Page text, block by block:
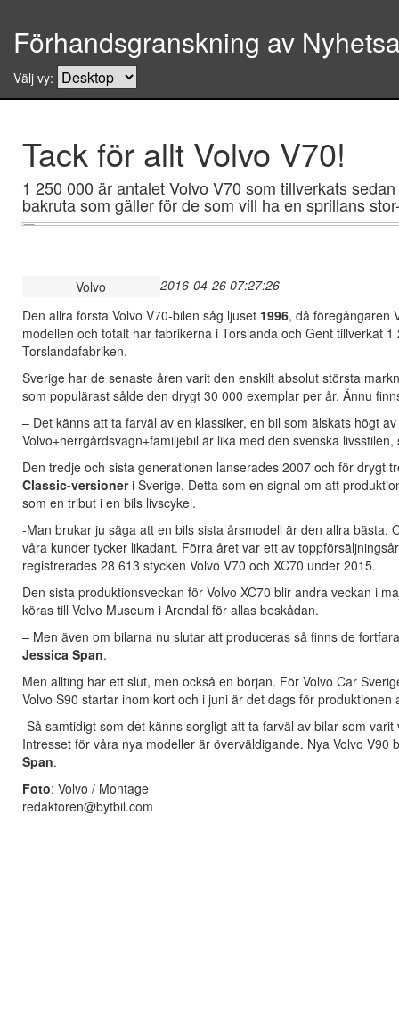
Förhandsgranskning av
Välj vy:
Tack för allt Volvo V70!
1 250 000 är antalet Volvo V70 som tillverkats
bakruta som gäller för de som vill ha en sprillans
2016-04-26 07:27:26
Volvo
Den allra första Volvo V70-bilen såg ljuset 1996, då föregångaren
modellen och totalt har fabrikerna i Torslanda och Gent tillverkat
Torslandafabriken.
Sverige har de senaste åren varit den enskilt absolut största
som populärast sålde den drygt 30 000 exemplar per år. Ännu
– Det känns att ta farväl av en klassiker, en bil som älskats högt
Volvo+herrgårdsvagn+familjebil är lika med den svenska livsstilen,
Den tredje och sista generationen lanserades 2007 och för
Classic-versioneri Sverige. Detta som en signal om att
som en tribut i en bils livscykel.
-Man brukar ju säga att en bils sista årsmodell är den allra
våra kunder tycker likadant. Förra året var ett av
registrerades 28 613 stycken Volvo V70 och XC70 under 2015.
Den sista produktionsveckan för Volvo XC70 blir andra veckan i
köras till Volvo Museum i Arendal för allas beskådan.
– Men även om bilarna nu slutar att produceras så finns de
Jessica Span.
Men allting har ett slut, men också en början. För Volvo Car
Volvo S90 startar inom kort och i juni är det dags för produktionen
-Så samtidigt som det känns sorgligt att ta farväl av bilar som
Intresset för våra nya modeller är överväldigande. Nya Volvo
Span.
Foto: Volvo / Montage
redaktoren@bytbil.com